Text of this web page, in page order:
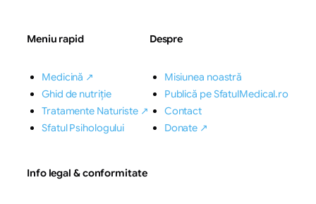
Meniu rapid
Medicină ↗
Ghid de nutriție
Tratamente Naturiste ↗
Sfatul Psihologului
Despre
Misiunea noastră
Publică pe SfatulMedical.ro
Contact
Donate ↗
Info legal & conformitate